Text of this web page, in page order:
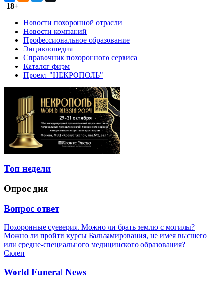
18+
Новости похоронной отрасли
Новости компаний
Профессиональное образование
Энциклопедия
Справочник похоронного сервиса
Каталог фирм
Проект "НЕКРОПОЛЬ"
Топ недели
Опрос дня
Вопрос ответ
Похоронные суеверия. Можно ли брать землю с могилы?
Можно ли пройти курсы Бальзамирования, не имея высшего
или средне-специального медицинского образования?
Склеп
World Funeral News